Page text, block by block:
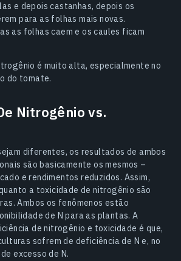
e depois castanhas, depois os
para as folhas mais novas.
as folhas caem e os caules ficam
é muito alta, especialmente no
do tomate.
Nitrogênio vs.
diferentes, os resultados de ambos
são basicamente os mesmos –
e rendimentos reduzidos. Assim,
a toxicidade de nitrogênio são
Ambos os fenômenos estão
de N para as plantas. A
de nitrogênio e toxicidade é que,
sofrem de deficiência de N e, no
excesso de N.